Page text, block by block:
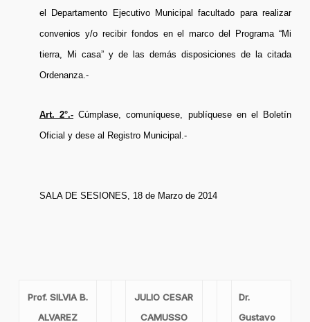
el Departamento Ejecutivo Municipal facultado para realizar
convenios y/o recibir fondos en el marco del Programa “Mi
tierra, Mi casa” y de las demás disposiciones de la citada
Ordenanza.-
Art. 2°.- Cúmplase, comuníquese, publíquese en el Boletín
Oficial y dese al Registro Municipal.-
SALA DE SESIONES, 18 de Marzo de 2014
Prof. SILVIA B.
ALVAREZ
JULIO CESAR
CAMUSSO
Dr.
Gustavo